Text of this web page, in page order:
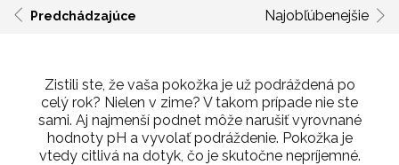
Predchádzajúce Najobľúbenejšie
Zistili ste, že vaša pokožka je už podráždená po
celý rok? Nielen v zime? V takom prípade nie ste
sami. Aj najmenší podnet môže narušiť vyrovnané
hodnoty pH a vyvolať podráždenie. Pokožka je
vtedy citlivá na dotyk, čo je skutočne nepríjemné.